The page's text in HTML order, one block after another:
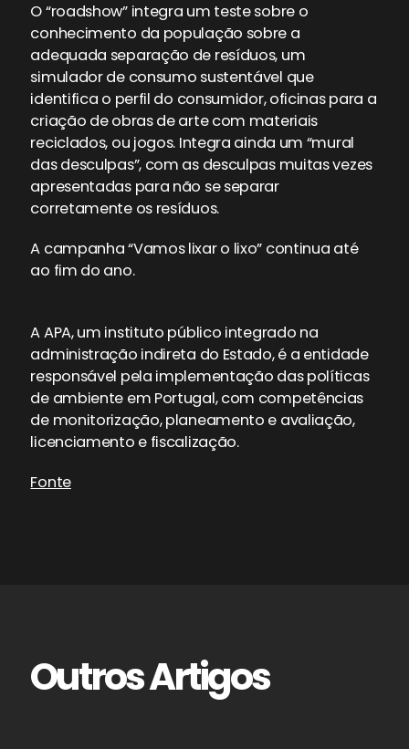
O “roadshow” integra um teste sobre o
conhecimento da população sobre a
adequada separação de resíduos, um
simulador de consumo sustentável que
identifica o perfil do consumidor, oficinas para a
criação de obras de arte com materiais
reciclados, ou jogos. Integra ainda um “mural
das desculpas”, com as desculpas muitas vezes
apresentadas para não se separar
corretamente os resíduos.
A campanha “Vamos lixar o lixo” continua até
ao fim do ano.
A APA, um instituto público integrado na
administração indireta do Estado, é a entidade
responsável pela implementação das políticas
de ambiente em Portugal, com competências
de monitorização, planeamento e avaliação,
licenciamento e fiscalização.
Fonte
Outros Artigos